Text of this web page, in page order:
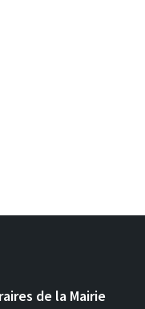
de la Mairie